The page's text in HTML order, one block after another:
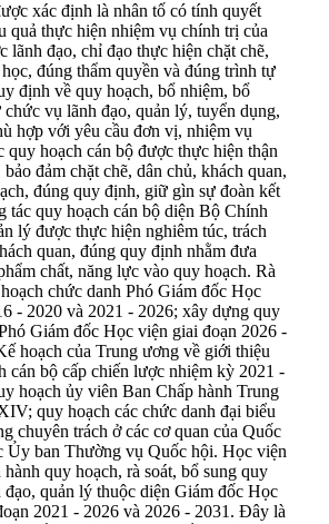
xác định là nhân tố có tính quyết
quả thực hiện nhiệm vụ chính trị của
lãnh đạo, chỉ đạo thực hiện chặt chẽ,
đúng thẩm quyền và đúng trình tự
định về quy hoạch, bổ nhiệm, bổ
vụ lãnh đạo, quản lý, tuyển dụng,
hợp với yêu cầu đơn vị, nhiệm vụ
quy hoạch cán bộ được thực hiện thận
đảm chặt chẽ, dân chủ, khách quan,
đúng quy định, giữ gìn sự đoàn kết
tác quy hoạch cán bộ diện Bộ Chính
lý được thực hiện nghiêm túc, trách
quan, đúng quy định nhằm đưa
chất, năng lực vào quy hoạch. Rà
chức danh Phó Giám đốc Học
- 2020 và 2021 - 2026; xây dựng quy
Giám đốc Học viện giai đoạn 2026 -
hoạch của Trung ương về giới thiệu
cán bộ cấp chiến lược nhiệm kỳ 2021 -
hoạch ủy viên Ban Chấp hành Trung
quy hoạch các chức danh đại biểu
chuyên trách ở các cơ quan của Quốc
Ủy ban Thường vụ Quốc hội. Học viện
quy hoạch, rà soát, bổ sung quy
đạo, quản lý thuộc diện Giám đốc Học
2021 - 2026 và 2026 - 2031. Đây là